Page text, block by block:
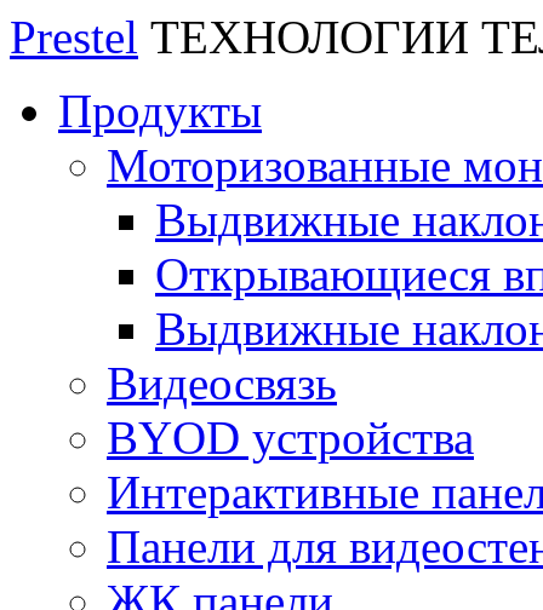
Prestel ТЕХНОЛОГИИ
Продукты
Моторизованные
Выдвижные
Открывающиеся
Выдвижные
Видеосвязь
BYOD устройства
Интерактивные
Панели для